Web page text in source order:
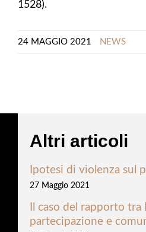
1528).
24 MAGGIO 2021 NEWS
Altri articoli
Ipotesi di violenza sul
27 Maggio 2021
Il caso del rapporto
partecipazione e